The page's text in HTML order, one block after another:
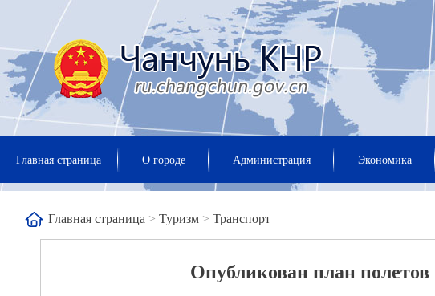
Главная страница О городе Администрация Экономика
Главная страница > Туризм > Транспорт
Опубликован план